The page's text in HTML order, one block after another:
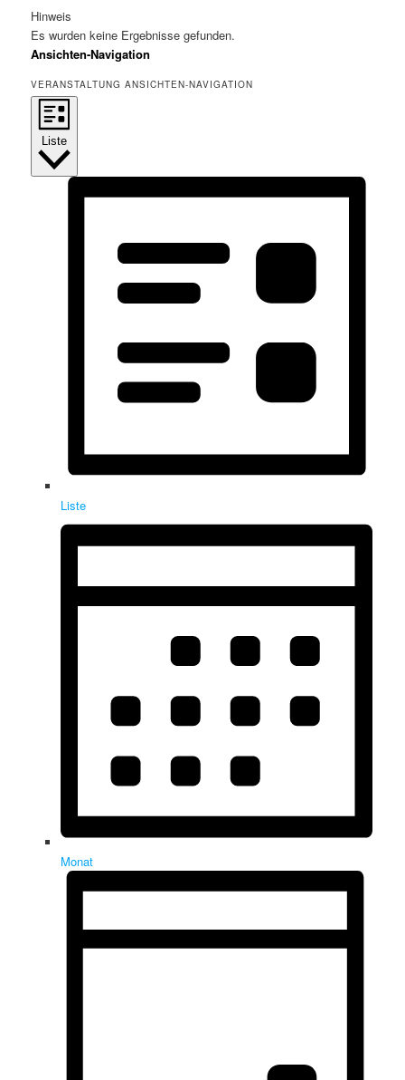
Hinweis
Es wurden keine Ergebnisse gefunden.
Ansichten-Navigation
VERANSTALTUNG ANSICHTEN-NAVIGATION
Liste
Liste
Monat